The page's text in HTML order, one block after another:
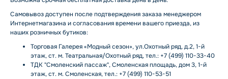
Самовывоз доступен после подтверждения заказа менеджером
Интернетмагазина и согласования времени вашего приезда, из
наших розничных бутиков:
Торговая Галерея «Модный сезон», ул.Охотный ряд, д.2, 1-й
этаж, ст. м. Театральная/Охотный ряд, тел.: +7 (499) 110-33-40
ТДК "Смоленский пассаж", Смоленская площадь, дом 3, 1-й
этаж, ст. м. Смоленская, тел.: +7 (499) 110-53-51